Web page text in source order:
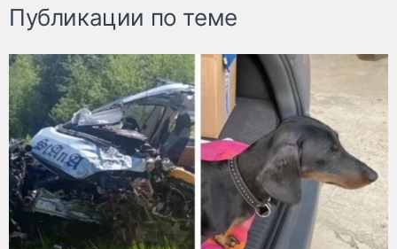
Публикации по теме